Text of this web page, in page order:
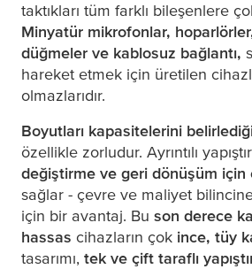
taktıkları tüm farklı bileşenlere
Minyatür mikrofonlar,
düğmeler ve kablosuz bağlantı,
hareket etmek için üretilen
olmazlarıdır.
Boyutları kapasitelerini
özellikle zorludur. Ayrıntılı
değiştirme ve geri dönüşüm için
sağlar - çevre ve maliyet
için bir avantaj. Bu son derece
hassas cihazların çok ince, tüy
tasarımı, tek ve çift taraflı